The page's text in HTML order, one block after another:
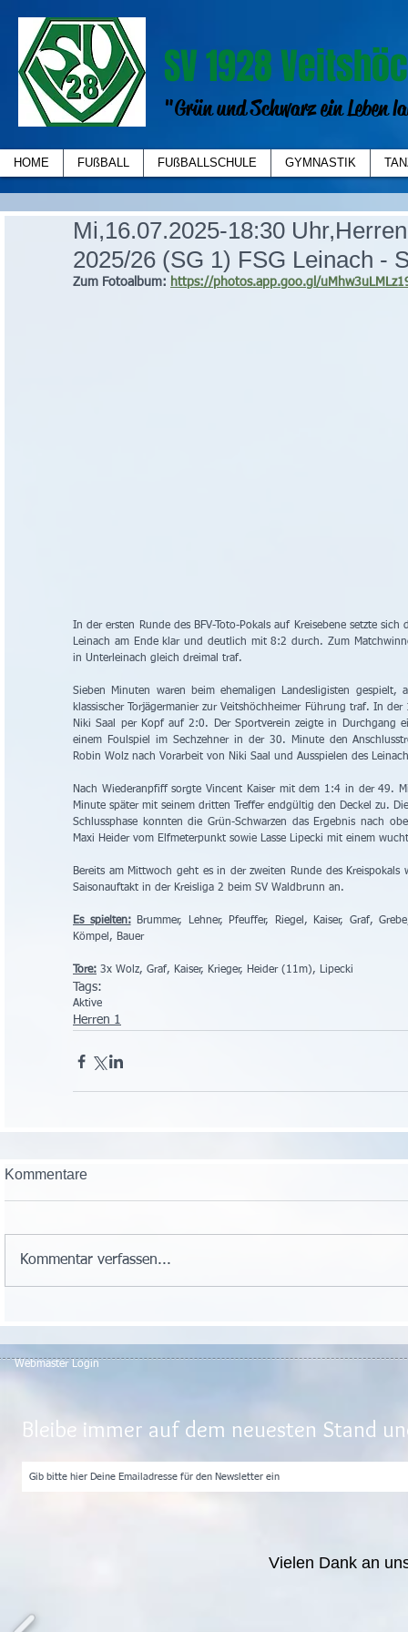
SV 1928
"Grün und Schwarz ein Leben
HOME FUßBALL FUßBALLSCHULE GYMNASTIK
Mi,16.07.2025-18:30
2025/26 (SG 1) FSG Leinach -
Zum Fotoalbum: https://photos.app.goo.gl/
In der ersten Runde des BFV-Toto-Pokals auf Kreisebene setzte
Leinach am Ende klar und deutlich mit 8:2 durch. Zum
in Unterleinach gleich dreimal traf.
Sieben Minuten waren beim ehemaligen Landesligisten
klassischer Torjägermanier zur Veitshöchheimer Führung traf. In
Niki Saal per Kopf auf 2:0. Der Sportverein zeigte in Durchgang
einem Foulspiel im Sechzehner in der 30. Minute den
Robin Wolz nach Vorarbeit von Niki Saal und Ausspielen des
Nach Wiederanpfiff sorgte Vincent Kaiser mit dem 1:4 in der 49.
Minute später mit seinem dritten Treffer endgültig den Deckel zu.
Schlussphase konnten die Grün-Schwarzen das Ergebnis nach
Maxi Heider vom Elfmeterpunkt sowie Lasse Lipecki mit einem
Bereits am Mittwoch geht es in der zweiten Runde des
Saisonauftakt in der Kreisliga 2 beim SV Waldbrunn an.
Es spielten: Brummer, Lehner, Pfeuffer, Riegel, Kaiser, Graf,
Kömpel, Bauer
Tore: 3x Wolz, Graf, Kaiser, Krieger, Heider (11m), Lipecki
Tags:
Aktive
Herren 1
Kommentare
Kommentar verfassen...
Webmaster Login
Bleibe immer auf dem neuesten Stand
Vielen Dank an